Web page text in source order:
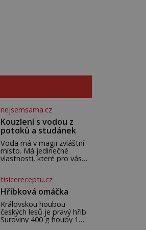
nejsemsama.cz
Kouzlení s vodou z
potoků a studánek
Voda má v magii zvláštní
místo. Má jedinečné
vlastnosti, které pro vás
a léčení. Voda z potoků a
studánek má moc přinést
do vašeho života pozitivní
změny a obnovit vaši
energii. Využitím těchto
přírodních zdrojů v magii
tisicereceptu.cz
Hříbková omáčka
Královskou houbou
českých lesů je pravý hřib.
Suroviny 400 g houby 1